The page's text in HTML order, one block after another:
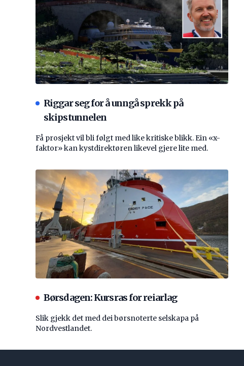
Riggar seg for å unngå sprekk på
skipstunnelen
Få prosjekt vil bli følgt med like kritiske blikk. Ein «x-
faktor» kan kystdirektøren likevel gjere lite med.
Børsdagen: Kursras for reiarlag
Slik gjekk det med dei børsnoterte selskapa på
Nordvestlandet.